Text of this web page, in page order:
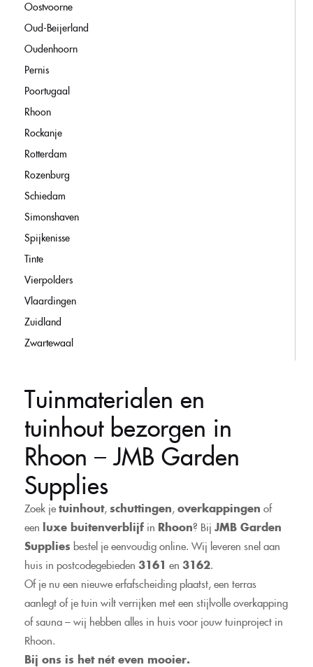
Oostvoorne
Oud-Beijerland
Oudenhoorn
Pernis
Poortugaal
Rhoon
Rockanje
Rotterdam
Rozenburg
Schiedam
Simonshaven
Spijkenisse
Tinte
Vierpolders
Vlaardingen
Zuidland
Zwartewaal
Tuinmaterialen en
tuinhout bezorgen in
Rhoon – JMB Garden
Supplies
Zoek jetuinhout,schuttingen,overkappingen of
een luxe buitenverblijf in Rhoon? Bij JMB Garden
Supplies bestel je eenvoudig online. Wij leveren snel aan
huis in postcodegebieden 3161 en 3162.
Of je nu een nieuwe erfafscheiding plaatst, een terras
aanlegt of je tuin wilt verrijken met een stijlvolle overkapping
of sauna – wij hebben alles in huis voor jouw tuinproject in
Rhoon.
Bij ons is het nét even mooier.